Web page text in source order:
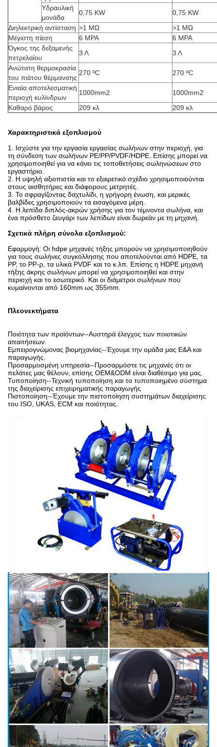
Υδραυλική
μονάδα
0,75 KW
0,75 KW
Διηλεκτρική αντίσταση >1 MΩ
>1 MΩ
Μέγιστη πίεση
6 MPA
6 MPA
Όγκος της δεξαμενής
πετρελαίου
3 Λ
3 Λ
Ανώτατη θερμοκρασία
του πιάτου θέρμανσης
270 ºC
270 ºC
Ενιαία αποτελεσματική
περιοχή κυλίνδρων
1000mm2
1000mm2
Καθαρό βάρος
209 κλ 209 κλ
Χαρακτηριστικά εξοπλισμού
1. Ισχύστε για την εργασία εργασίας σωλήνων στην περιοχή, για
τη σύνδεση των σωλήνων PE/PP/PVDF/HDPE. Επίσης μπορεί να
χρησιμοποιηθεί για να κάνει τις τοποθετήσεις σωληνώσεων στο
εργαστήριο.
2. Η υψηλή αξιοπιστία και το εξαιρετικό σχέδιο χρησιμοποιούνται
στους αισθητήρες και διάφορους μετρητές.
3. Το σφραγίζοντας δαχτυλίδι, η γρήγορη ένωση, και μερικές
βαλβίδες χρησιμοποιούν τα εισαγόμενα μέρη.
4. Η λεπίδα διπλός-ακρών χρήσης για τον τέμνοντα σωλήνα, και
ένα πρόσθετο ζευγάρι των λεπίδων είναι δωρεάν με τη μηχανή.
Σχετικά πλήρη σύνολα εξοπλισμού:
Εφαρμογή: Οι hdpe μηχανές τήξης μπορούν να χρησιμοποιηθούν
για τους σωλήνες συγκόλλησης που αποτελούνται από HDPE, τα
PP, το PP-ρ, τα υλικά PVDF και το κ.λπ. Επίσης η HDPE μηχανή
τήξης άκρης σωλήνων μπορεί να χρησιμοποιηθεί και στην
περιοχή και το εσωτερικό. Και οι διάμετροι σωλήνων που
κυμαίνονται από 160mm ως 355mm.
Πλεονεκτήματα
Ποιότητα των προϊόντων--Αυστηρά έλεγχος των ποιοτικών
απαιτήσεων.
Εμπειρογνώμονας βιομηχανίας--Έχουμε την ομάδα μας Ε&Α και
παραγωγής.
Προσαρμοσμένη υπηρεσία--Προσαρμόστε τις μηχανές ότι οι
πελάτες μας θέλουν, επίσης OEM&ODM είναι διαθέσιμο για μας.
Τυποποίηση--Τεχνική τυποποίηση και το τυποποιημένο σύστημα
της διαχείρισης επιχειρηματικής παραγωγής
Πιστοποίηση--Έχουμε την πιστοποίηση συστημάτων διαχείρισης
του ISO, UKAS, ECM και ποιότητας.